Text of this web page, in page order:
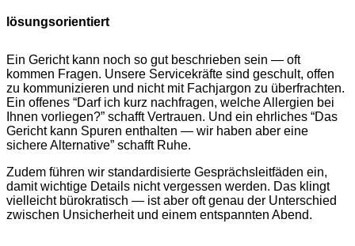
lösungsorientiert
Ein Gericht kann noch so gut beschrieben sein — oft
kommen Fragen. Unsere Servicekräfte sind geschult, offen
zu kommunizieren und nicht mit Fachjargon zu überfrachten.
Ein offenes “Darf ich kurz nachfragen, welche Allergien bei
Ihnen vorliegen?” schafft Vertrauen. Und ein ehrliches “Das
Gericht kann Spuren enthalten — wir haben aber eine
sichere Alternative” schafft Ruhe.
Zudem führen wir standardisierte Gesprächsleitfäden ein,
damit wichtige Details nicht vergessen werden. Das klingt
vielleicht bürokratisch — ist aber oft genau der Unterschied
zwischen Unsicherheit und einem entspannten Abend.